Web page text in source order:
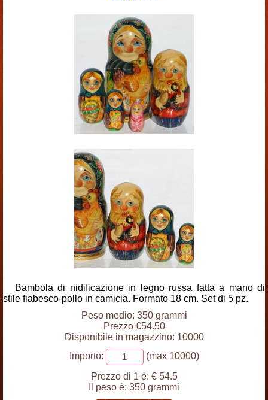
Bambola di nidificazione in legno russa fatta a mano di
stile fiabesco-pollo in camicia. Formato 18 cm. Set di 5 pz.
Peso medio: 350 grammi
Prezzo €54.50
Disponibile in magazzino: 10000
Importo:
(max 10000)
Prezzo di 1 è: € 54.5
Il peso è: 350 grammi